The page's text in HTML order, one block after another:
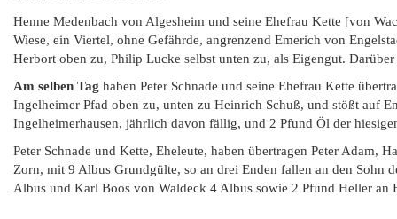
Henne Medenbach von Algesheim und seine Ehefrau Kette [von
Wiese, ein Viertel, ohne Gefährde, angrenzend Emerich von
Herbort oben zu, Philip Lucke selbst unten zu, als Eigengut.
Am selben Tag haben Peter Schnade und seine Ehefrau Kette
Ingelheimer Pfad oben zu, unten zu Heinrich Schuß, und stößt auf
Ingelheimerhausen, jährlich davon fällig, und 2 Pfund Öl der
Peter Schnade und Kette, Eheleute, haben übertragen Peter Adam,
Zorn, mit 9 Albus Grundgülte, so an drei Enden fallen an den
Albus und Karl Boos von Waldeck 4 Albus sowie 2 Pfund Heller an